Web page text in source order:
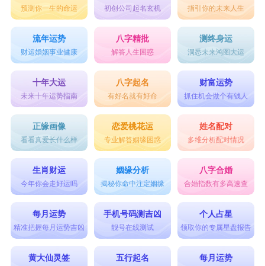
预测你一生的命运 初创公司起名玄机 指引你的未来人生
流年运势
财运婚姻事业健康
八字精批
解答人生困惑
测终身运
洞悉未来鸿图大运
十年大运
未来十年运势指南
八字起名
有好名就有好命
财富运势
抓住机会做个有钱人
正缘画像
看看真爱长什么样
恋爱桃花运
专业解答姻缘困惑
姓名配对
多维分析配对情况
生肖财运
今年你会走好运吗
姻缘分析
揭秘你命中注定姻缘
八字合婚
合婚指数有多高速查
每月运势
精准把握每月运势吉凶
手机号码测吉凶
靓号在线测试
个人占星
领取你的专属星盘报告
黄大仙灵签 五行起名 每月运势